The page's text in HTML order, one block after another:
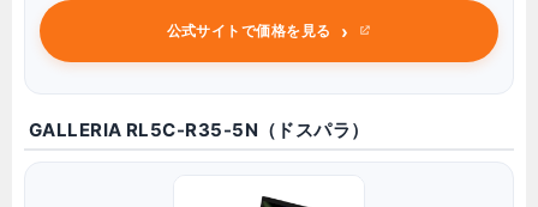
公式サイトで価格を見る ›
GALLERIA RL5C-R35-5N（ドスパラ）